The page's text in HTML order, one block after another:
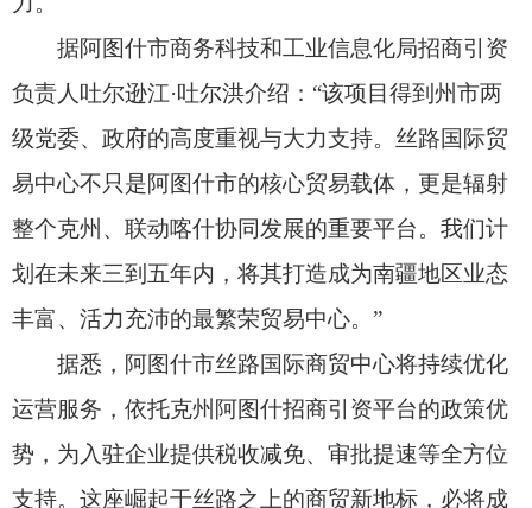
江·艾米都拉）
责任编辑：高兰